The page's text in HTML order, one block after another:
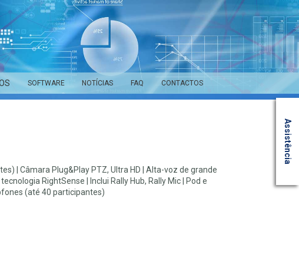
SOFTWARE NOTÍCIAS FAQ CONTACTOS
Assistência
| Câmara Plug&Play PTZ, Ultra HD | Alta-voz de grande
RightSense | Inclui Rally Hub, Rally Mic | Pod e
(até 40 participantes)